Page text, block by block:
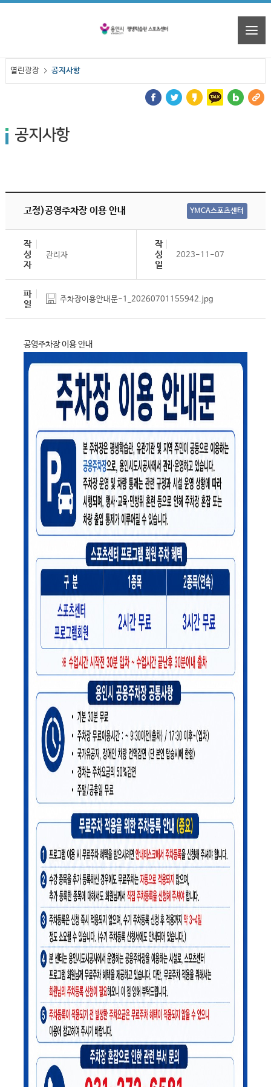
열린광장 공지사항
공지사항
고정)공영주차장 이용 안내 YMCA스포츠센터
작
성
자
관리자
작
성
일
2023-11-07
파
일
주차장이용안내문-1_20260701155942.jpg
공영주차장 이용 안내